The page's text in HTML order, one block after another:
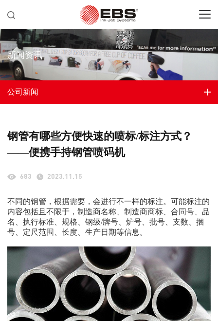
新闻资讯
公司新闻
钢管有哪些方便快速的喷标/标注方式？
——便携手持钢管喷码机
683 2023.11.15
不同的钢管，根据需要，会进行不一样的标注。可能标注的
内容包括且不限于，制造商名称、制造商商标、合同号、品
名、执行标准、规格、钢级/牌号、炉号、批号、支数、捆
号、定尺范围、长度、生产日期等信息。